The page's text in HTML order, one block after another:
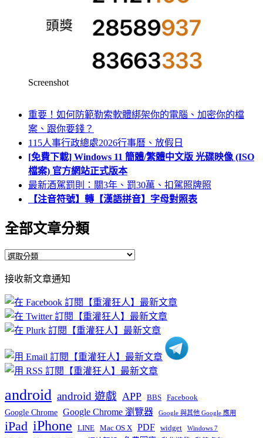
Screenshot
重要！如何防範勒索軟體綁架你的電腦、加密你的檔
案、跟你要錢？
115人事行政總處2026行事曆、放假日
[免費下載] Windows 11 簡體/繁體中文版 光碟映像 (ISO
檔案) 官方網站正式版本
最新酒駕罰則：關3年、罰30萬、扣駕照牌照
【注音符號】轉【漢語拼音】字母對照表
全部文章分類
全
文
章
分
類
接收新文章通知
android android 遊戲 APP BBS Facebook
Google Chrome Google Chrome 瀏覽器 Google 與其他 Google 應用
iPad iPhone LINE Mac OS X PDF widget Windows 7